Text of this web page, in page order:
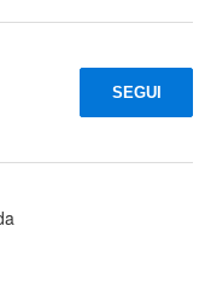
SEGUI